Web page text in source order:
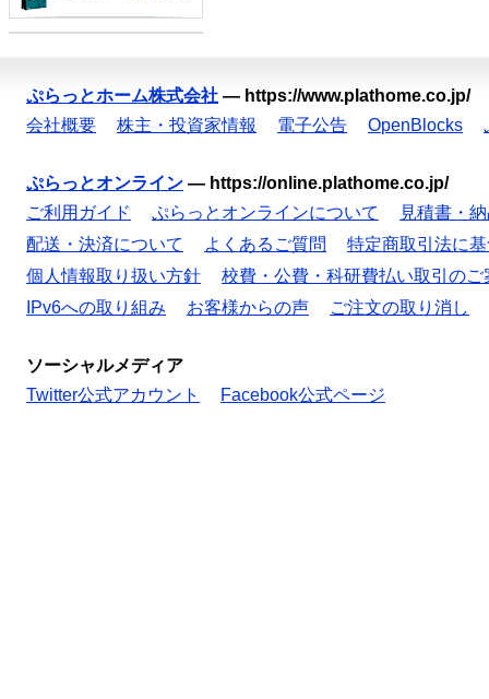
ぷらっとホーム株式会社 — https://www.plathome.co.jp/
会社概要
株主・投資家情報 電子公告 OpenBlocks
ぷらっとオンライン — https://online.plathome.co.jp/
ご利用ガイド
ぷらっとオンラインについて
見積書・
配送・決済について
よくあるご質問
特定商取引法に
個人情報取り扱い方針
校費・公費・科研費払い取引のご
IPv6への取り組み
お客様からの声 ご注文の取り消し
ソーシャルメディア
Twitter公式アカウント
Facebook公式ページ